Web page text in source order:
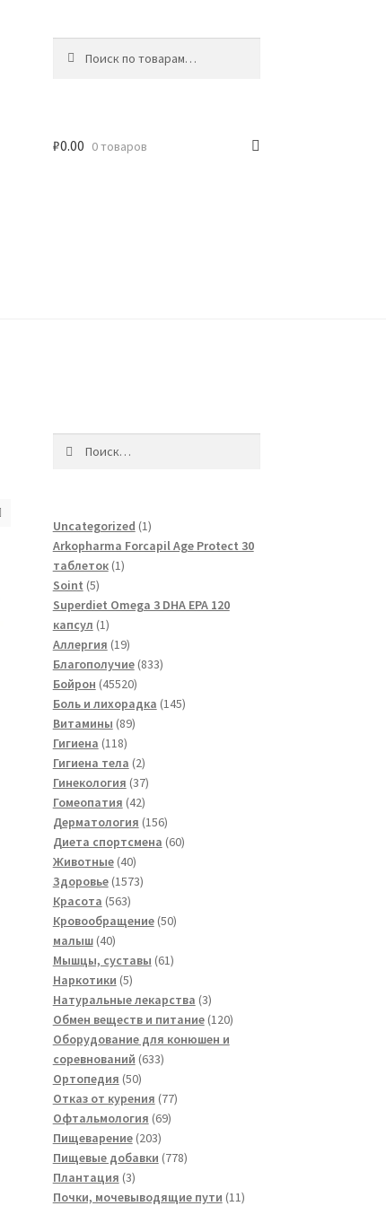
₽0.00 0 товаров
Uncategorized 11
товар
Arkopharma Forcapil Age Protect 30
таблеток 11
Soint 55
товаров
Superdiet Omega 3 DHA EPA 120
капсул 11
товар
Аллергия 1919
товаров
Благополучие 833833
Бойрон 4552045520
товаров
Боль и лихорадка 145145
Витамины 8989
Гигиена 118118
товаров
Гигиена тела 22
товара
Гинекология 3737
товаров
Гомеопатия 4242
товара
Дерматология 156156
товаров
Диета спортсмена 6060
Животные 4040
товаров
Здоровье 15731573
Красота 563563
товара
Кровообращение 5050
малыш 4040
товаров
Мышцы, суставы 6161
Наркотики 55
товаров
Натуральные лекарства 33
товара
Обмен веществ и питание 120120
товаров
Оборудование для конюшен и
соревнований 633633
Ортопедия 5050
товаров
Отказ от курения 7777
Офтальмология 6969
Пищеварение 203203
товара
Пищевые добавки 778778
Плантация 33
товара
Почки, мочевыводящие пути 1111